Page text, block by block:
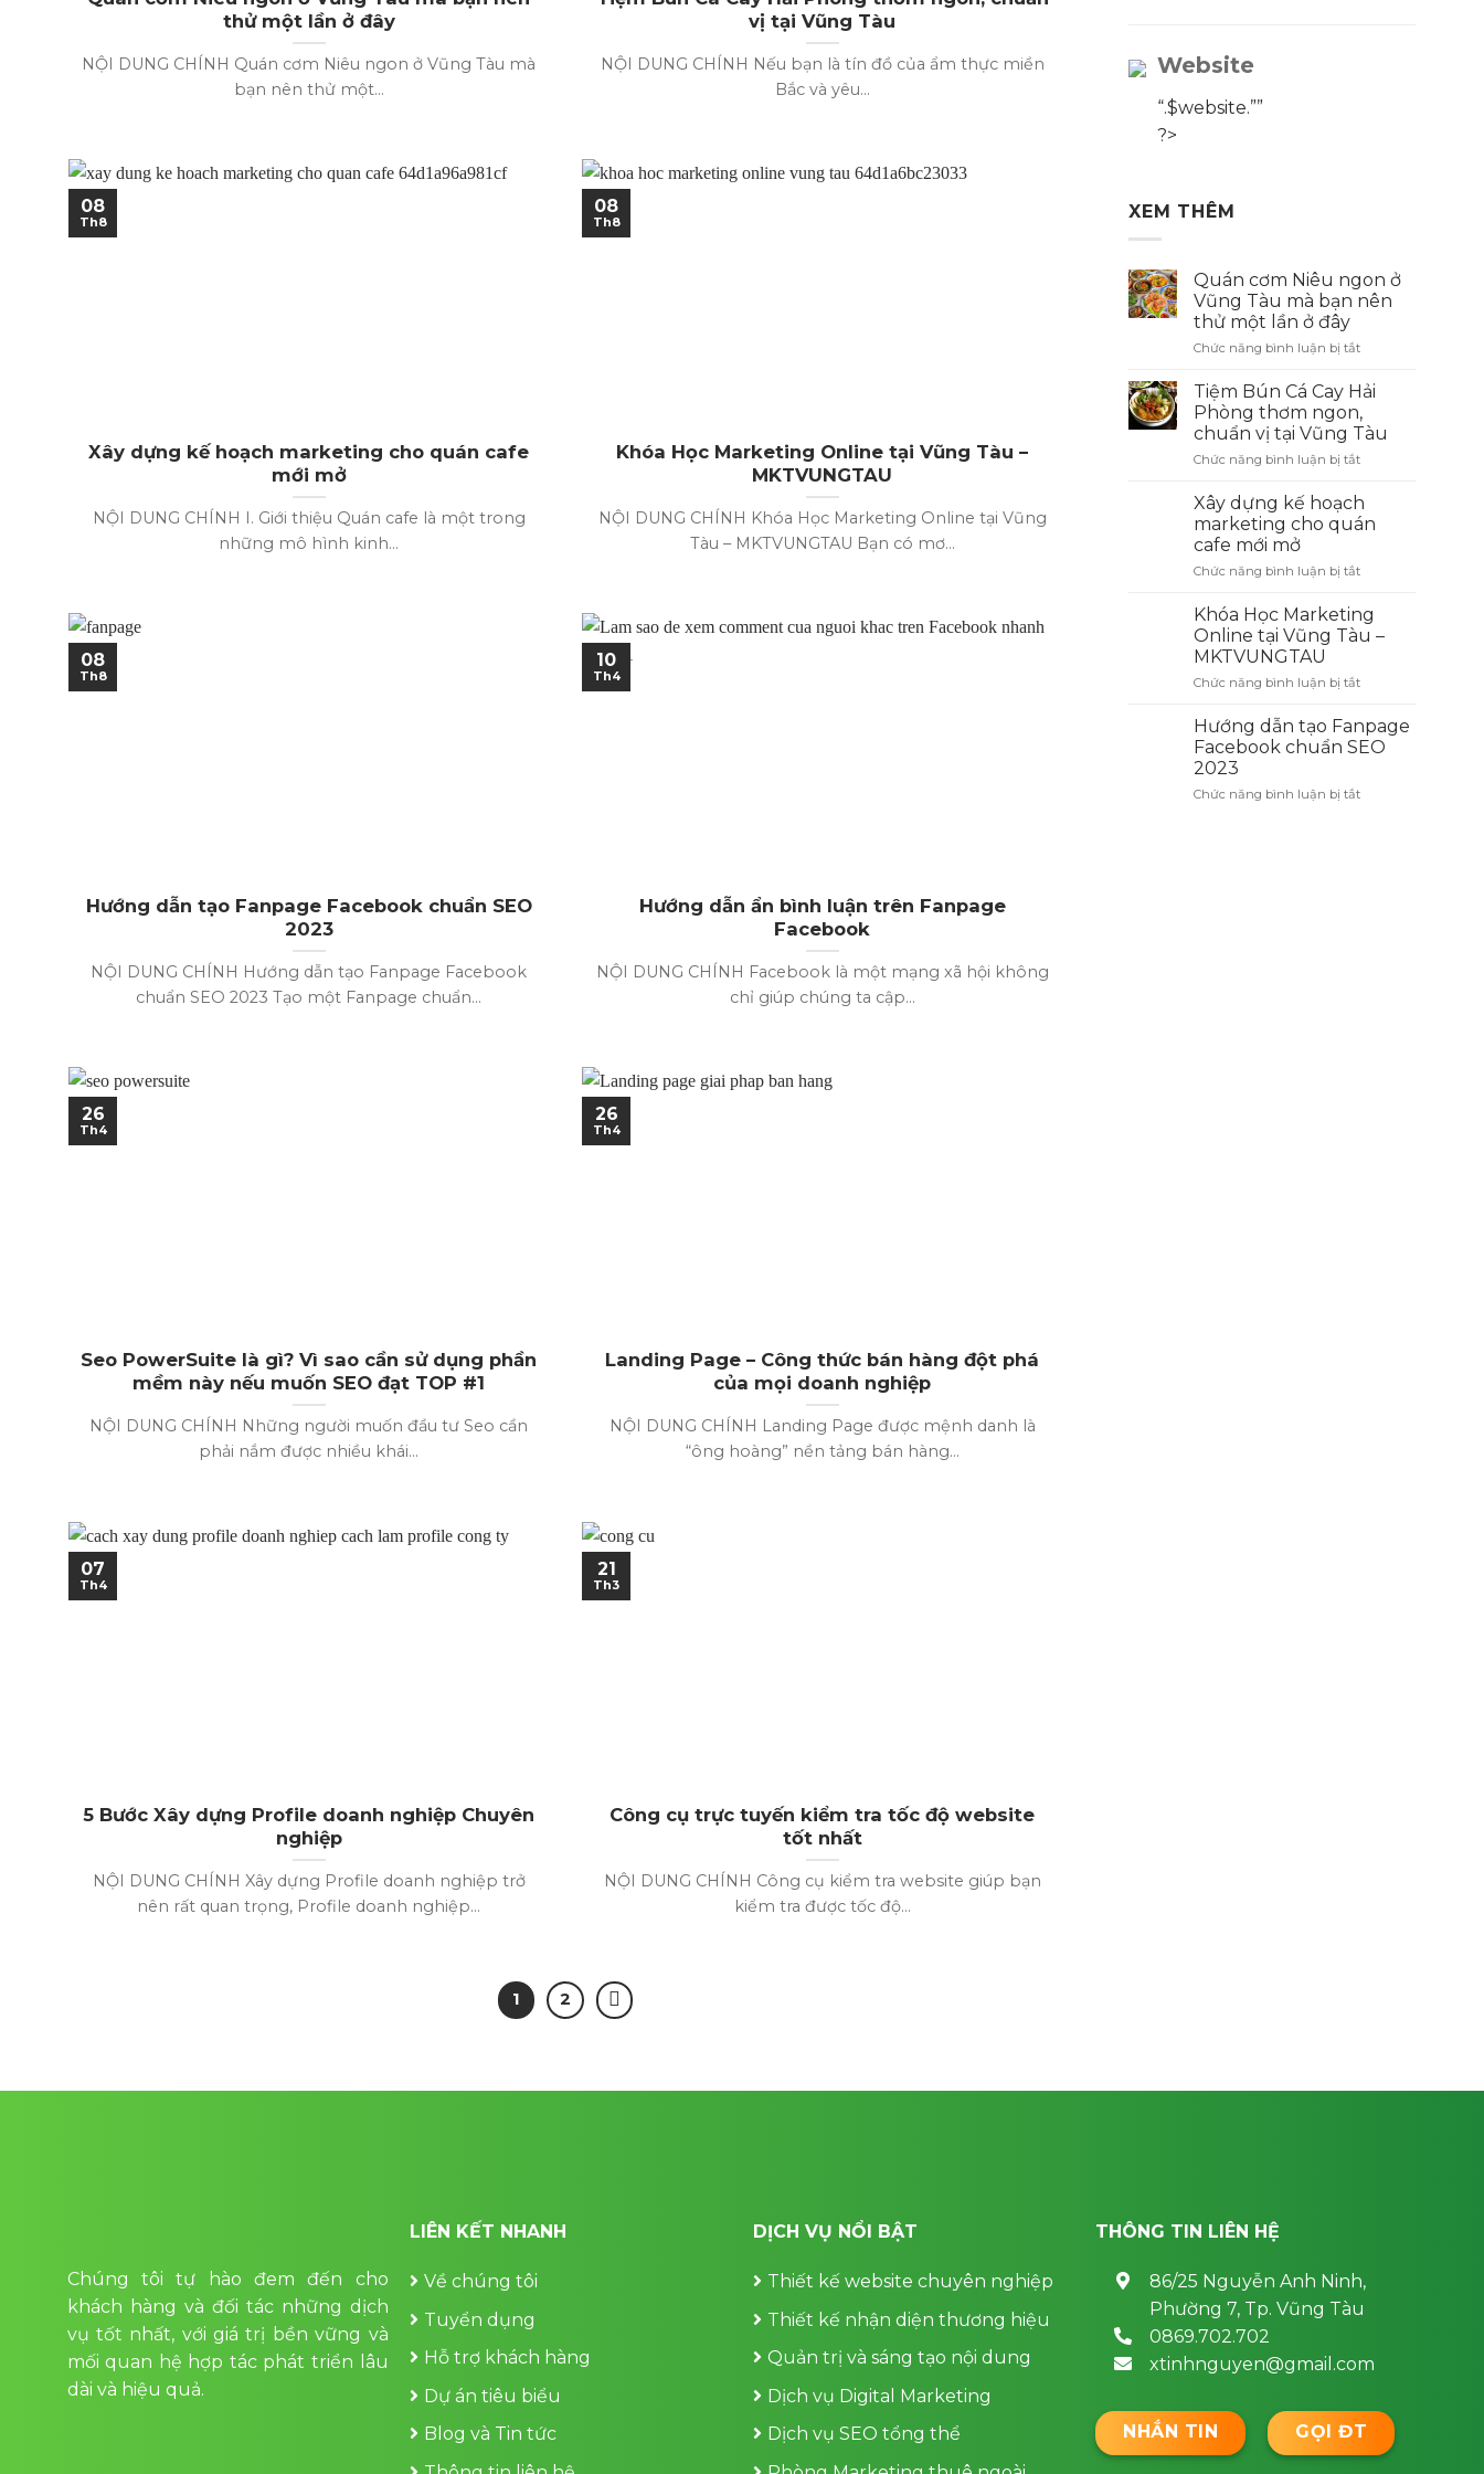
thử một lần ở đây
NỘI DUNG CHÍNH Quán cơm Niêu ngon ở Vũng Tàu mà
bạn nên thử một...
vị tại Vũng Tàu
NỘI DUNG CHÍNH Nếu bạn là tín đồ của ẩm thực miền
Bắc và yêu...
Xây dựng kế hoạch marketing cho quán cafe
mới mở
NỘI DUNG CHÍNH I. Giới thiệu Quán cafe là một trong
những mô hình kinh...
08
Th8
Khóa Học Marketing Online tại Vũng Tàu –
MKTVUNGTAU
NỘI DUNG CHÍNH Khóa Học Marketing Online tại Vũng
Tàu – MKTVUNGTAU Bạn có mơ...
08
Th8
Hướng dẫn tạo Fanpage Facebook chuẩn SEO
2023
NỘI DUNG CHÍNH Hướng dẫn tạo Fanpage Facebook
chuẩn SEO 2023 Tạo một Fanpage chuẩn...
08
Th8
Hướng dẫn ẩn bình luận trên Fanpage
Facebook
NỘI DUNG CHÍNH Facebook là một mạng xã hội không
chỉ giúp chúng ta cập...
10
Th4
Seo PowerSuite là gì? Vì sao cần sử dụng phần
mềm này nếu muốn SEO đạt TOP #1
NỘI DUNG CHÍNH Những người muốn đầu tư Seo cần
phải nắm được nhiều khái...
26
Th4
Landing Page – Công thức bán hàng đột phá
của mọi doanh nghiệp
NỘI DUNG CHÍNH Landing Page được mệnh danh là
“ông hoàng” nền tảng bán hàng...
26
Th4
5 Bước Xây dựng Profile doanh nghiệp Chuyên
nghiệp
NỘI DUNG CHÍNH Xây dựng Profile doanh nghiệp trở
nên rất quan trọng, Profile doanh nghiệp...
07
Th4
Công cụ trực tuyến kiểm tra tốc độ website
tốt nhất
NỘI DUNG CHÍNH Công cụ kiểm tra website giúp bạn
kiểm tra được tốc độ...
21
Th3
1 2
Website
“.$website.””
?>
XEM THÊM
Quán cơm Niêu ngon ở
Vũng Tàu mà bạn nên
thử một lần ở đây
Chức năng bình luận bị tắt
cơm
ngon
ở
mà
bạn
nên
ở
đây
Tiệm Bún Cá Cay Hải
Phòng thơm ngon,
chuẩn vị tại Vũng Tàu
Chức năng bình luận bị tắt
Bún
Cá
Cay
ngon,
chuẩn
vị
Xây dựng kế hoạch
marketing cho quán
cafe mới mở
Chức năng bình luận bị tắt
dựng
kế
hoạch
cafe
mới
mở
Khóa Học Marketing
Online tại Vũng Tàu –
MKTVUNGTAU
Chức năng bình luận bị tắt
Học
Marketing
Online
Hướng dẫn tạo Fanpage
Facebook chuẩn SEO
2023
Chức năng bình luận bị tắt
Chúng tôi tự hào đem đến cho
khách hàng và đối tác những dịch
vụ tốt nhất, với giá trị bền vững và
mối quan hệ hợp tác phát triển lâu
dài và hiệu quả.
LIÊN KẾT NHANH
Về chúng tôi
Tuyển dụng
Hỗ trợ khách hàng
Dự án tiêu biểu
Blog và Tin tức
DỊCH VỤ NỔI BẬT
Thiết kế website chuyên nghiệp
Thiết kế nhận diện thương hiệu
Quản trị và sáng tạo nội dung
Dịch vụ Digital Marketing
Dịch vụ SEO tổng thể
THÔNG TIN LIÊN HỆ
86/25 Nguyễn Anh Ninh,
Phường 7, Tp. Vũng Tàu
0869.702.702
xtinhnguyen@gmail.com
NHẮN TIN GỌI ĐT